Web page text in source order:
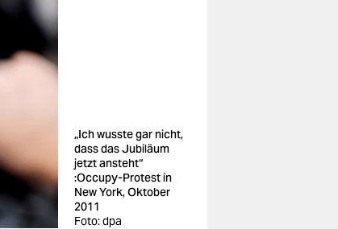
„Ich wusste gar nicht,
dass das Jubiläum
jetzt ansteht“
:Occupy-Protest in
New York, Oktober
2011
Foto: dpa